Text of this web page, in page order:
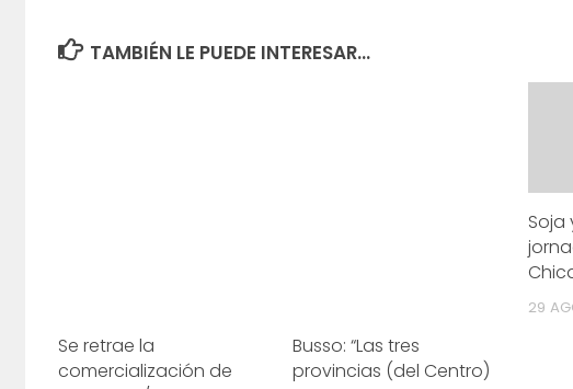
TAMBIÉN LE PUEDE INTERESAR...
Se retrae la
comercialización de
Busso: “Las tres
provincias (del Centro)
Soja
29